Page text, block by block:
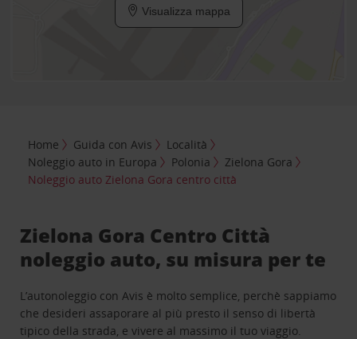
Visualizza mappa
Home Guida con Avis
Località
Noleggio auto in Europa
Polonia
Zielona Gora
Noleggio auto Zielona Gora centro città
Zielona Gora Centro Città
noleggio auto, su misura per te
L’autonoleggio con Avis è molto semplice, perchè sappiamo
che desideri assaporare al più presto il senso di libertà
tipico della strada, e vivere al massimo il tuo viaggio.